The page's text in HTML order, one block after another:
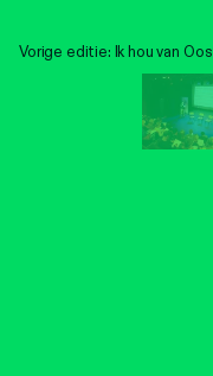
Vorige editie: Ik hou van